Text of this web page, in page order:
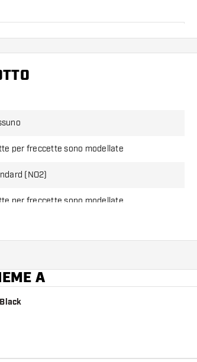
un gran numero di alette e di
o rompersi con l'uso.
più!
per freccette sono modellate
(NO2)
per freccette sono modellate
A